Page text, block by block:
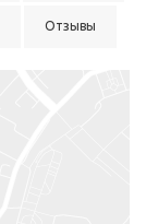
Отзывы